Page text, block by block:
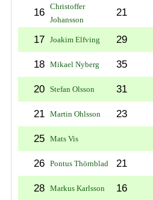
16
Christoffer
Johansson
21
17 Joakim Elfving 29
18 Mikael Nyberg 35
20 Stefan Olsson 31
21 Martin Ohlsson 23
25 Mats Vis
26 Pontus Thörnblad 21
28 Markus Karlsson 16